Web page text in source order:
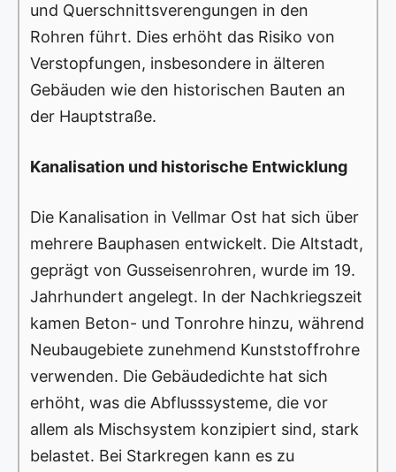
und Querschnittsverengungen in den
Rohren führt. Dies erhöht das Risiko von
Verstopfungen, insbesondere in älteren
Gebäuden wie den historischen Bauten an
der Hauptstraße.
Kanalisation und historische Entwicklung
Die Kanalisation in Vellmar Ost hat sich über
mehrere Bauphasen entwickelt. Die Altstadt,
geprägt von Gusseisenrohren, wurde im 19.
Jahrhundert angelegt. In der Nachkriegszeit
kamen Beton- und Tonrohre hinzu, während
Neubaugebiete zunehmend Kunststoffrohre
verwenden. Die Gebäudedichte hat sich
erhöht, was die Abflusssysteme, die vor
allem als Mischsystem konzipiert sind, stark
belastet. Bei Starkregen kann es zu